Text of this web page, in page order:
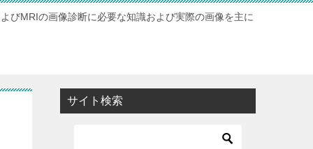
びMRIの画像診断に必要な知識および実際の画像を主に
サイト検索